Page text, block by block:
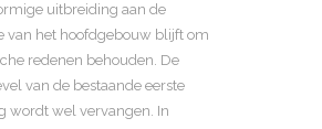
uitbreiding aan de
van het hoofdgebouw blijft om
redenen behouden. De
van de bestaande eerste
wordt wel vervangen. In